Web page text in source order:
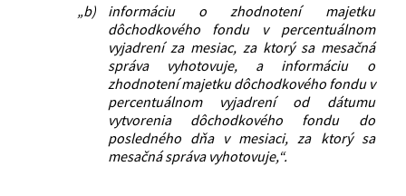
„b)
informáciu o zhodnotení majetku
dôchodkového fondu v percentuálnom
vyjadrení za mesiac, za ktorý sa mesačná
správa vyhotovuje, a informáciu o
zhodnotení majetku dôchodkového fondu v
percentuálnom vyjadrení od dátumu
vytvorenia dôchodkového fondu do
posledného dňa v mesiaci, za ktorý sa
mesačná správa vyhotovuje,“.